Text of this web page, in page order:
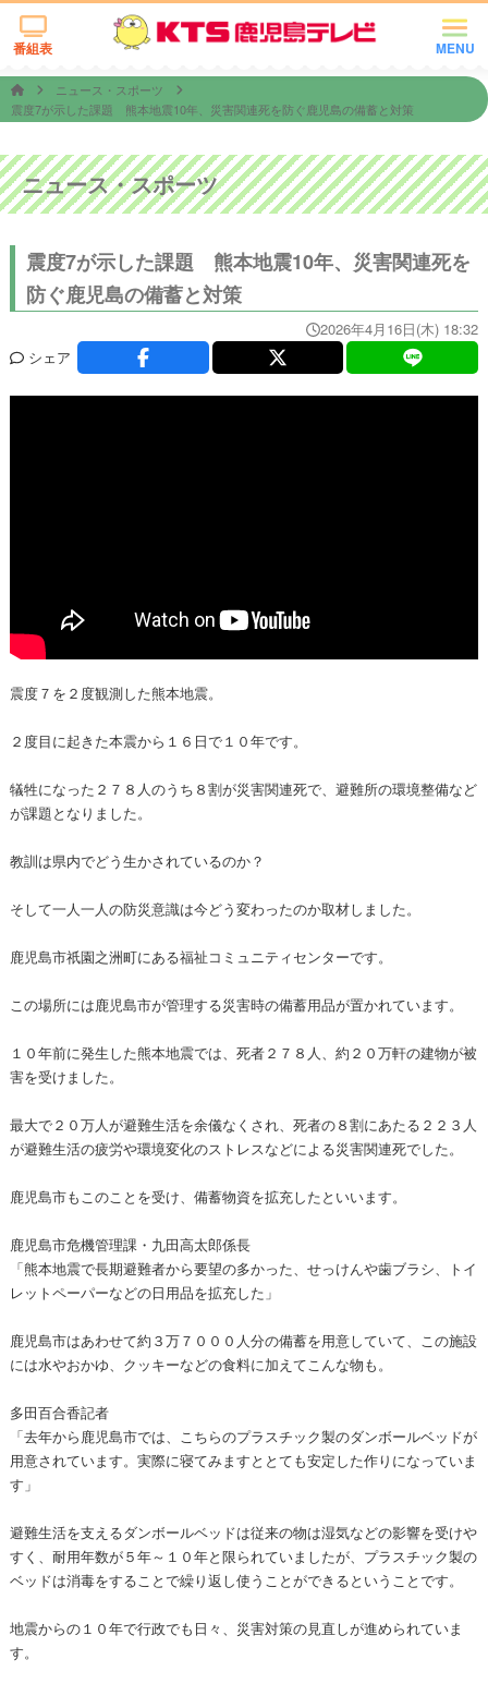
MENU
番組表
ニュース・スポーツ
震度7が示した課題 熊本地震10年、災害関連死を防ぐ鹿児島の備蓄と対策
ニュース・スポーツ
震度7が示した課題 熊本地震10年、災害関連死を
防ぐ鹿児島の備蓄と対策
2026年4月16日(木) 18:32
シェア
震度７を２度観測した熊本地震。
２度目に起きた本震から１６日で１０年です。
犠牲になった２７８人のうち８割が災害関連死で、避難所の環境整備など
が課題となりました。
教訓は県内でどう生かされているのか？
そして一人一人の防災意識は今どう変わったのか取材しました。
鹿児島市祇園之洲町にある福祉コミュニティセンターです。
この場所には鹿児島市が管理する災害時の備蓄用品が置かれています。
１０年前に発生した熊本地震では、死者２７８人、約２０万軒の建物が被
害を受けました。
最大で２０万人が避難生活を余儀なくされ、死者の８割にあたる２２３人
が避難生活の疲労や環境変化のストレスなどによる災害関連死でした。
鹿児島市もこのことを受け、備蓄物資を拡充したといいます。
鹿児島市危機管理課・九田高太郎係長
「熊本地震で長期避難者から要望の多かった、せっけんや歯ブラシ、トイ
レットペーパーなどの日用品を拡充した」
鹿児島市はあわせて約３万７０００人分の備蓄を用意していて、この施設
には水やおかゆ、クッキーなどの食料に加えてこんな物も。
多田百合香記者
「去年から鹿児島市では、こちらのプラスチック製のダンボールベッドが
用意されています。実際に寝てみますととても安定した作りになっていま
す」
避難生活を支えるダンボールベッドは従来の物は湿気などの影響を受けや
すく、耐用年数が５年～１０年と限られていましたが、プラスチック製の
ベッドは消毒をすることで繰り返し使うことができるということです。
地震からの１０年で行政でも日々、災害対策の見直しが進められていま
す。